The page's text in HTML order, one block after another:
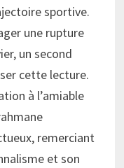
sportive.
une rupture
un second
cette lecture.
à l’amiable
remerciant
et son